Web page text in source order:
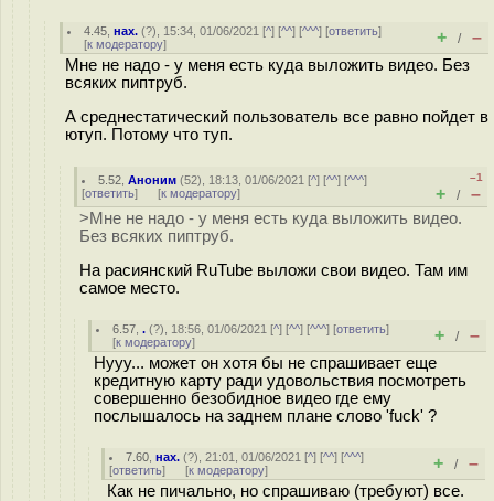
4.45 ,нах. (?), 15:34, 01/06/2021 [^] [^^] [^^^] [ответить]
[к модератору] + / –
Мне не надо - у меня есть куда выложить видео. Без
всяких пиптруб.
А среднестатический пользователь все равно пойдет в
ютуп. Потому что тyп.
5.52 ,Аноним (52), 18:13, 01/06/2021 [^] [^^] [^^^]
[ответить] [к модератору]
–1
+ / –
>Мне не надо - у меня есть куда выложить видео.
Без всяких пиптруб.
На расиянский RuTube выложи свои видео. Там им
самое место.
6.57 ,. (?), 18:56, 01/06/2021 [^] [^^] [^^^] [ответить]
[к модератору] + / –
Нууу... может он хотя бы не спрашивает еще
кредитную карту ради удовольствия посмотреть
совершенно безобидное видео где ему
послышалось на заднем плане слово 'fuck' ?
7.60 ,нах. (?), 21:01, 01/06/2021 [^] [^^] [^^^]
[ответить] [к модератору] + / –
Как не пичально, но спрашиваю (требуют) все.